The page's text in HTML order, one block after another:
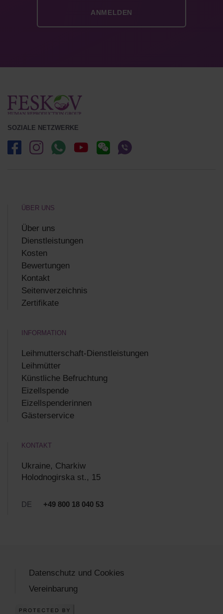
SOZIALE NETZWERKE
ÜBER UNS
Über uns
Dienstleistungen
Kosten
Bewertungen
Kontakt
Seitenverzeichnis
Zertifikate
INFORMATION
Leihmutterschaft-Dienstleistungen
Leihmütter
Künstliche Befruchtung
Eizellspende
Eizellspenderinnen
Gästerservice
KONTAKT
Ukraine, Charkiw
Holodnogirska st., 15
DE +49 800 18 040 53
Datenschutz und Cookies
Vereinbarung